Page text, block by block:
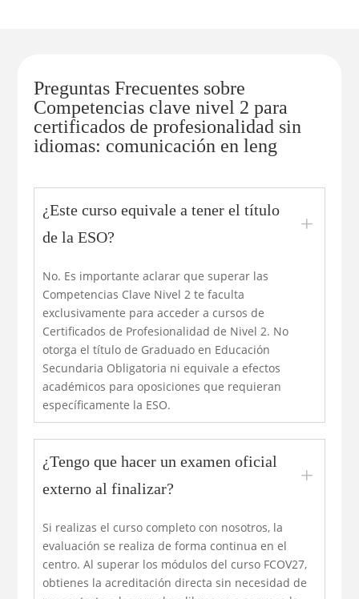
Preguntas Frecuentes sobre
Competencias clave nivel 2 para
certificados de profesionalidad sin
idiomas: comunicación en leng
¿Este curso equivale a tener el título
de la ESO?
L
No. Es importante aclarar que superar las
Competencias Clave Nivel 2 te faculta
exclusivamente para acceder a cursos de
Certificados de Profesionalidad de Nivel 2. No
otorga el título de Graduado en Educación
Secundaria Obligatoria ni equivale a efectos
académicos para oposiciones que requieran
específicamente la ESO.
¿Tengo que hacer un examen oficial
externo al finalizar?
L
Si realizas el curso completo con nosotros, la
evaluación se realiza de forma continua en el
centro. Al superar los módulos del curso FCOV27,
obtienes la acreditación directa sin necesidad de